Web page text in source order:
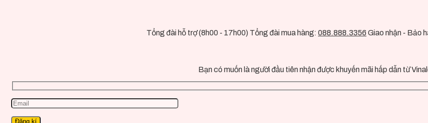
Tổng đài hỗ trợ (8h00 - 17h00) Tổng đài mua hàng: 088.888.3356 Giao nhận - Bảo
Bạn có muốn là người đầu tiên nhận được khuyến mãi hấp dẫn từ